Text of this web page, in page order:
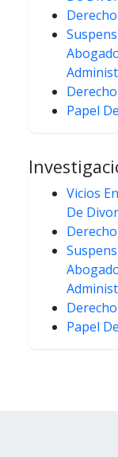
Papel
Vicios
De
Papel